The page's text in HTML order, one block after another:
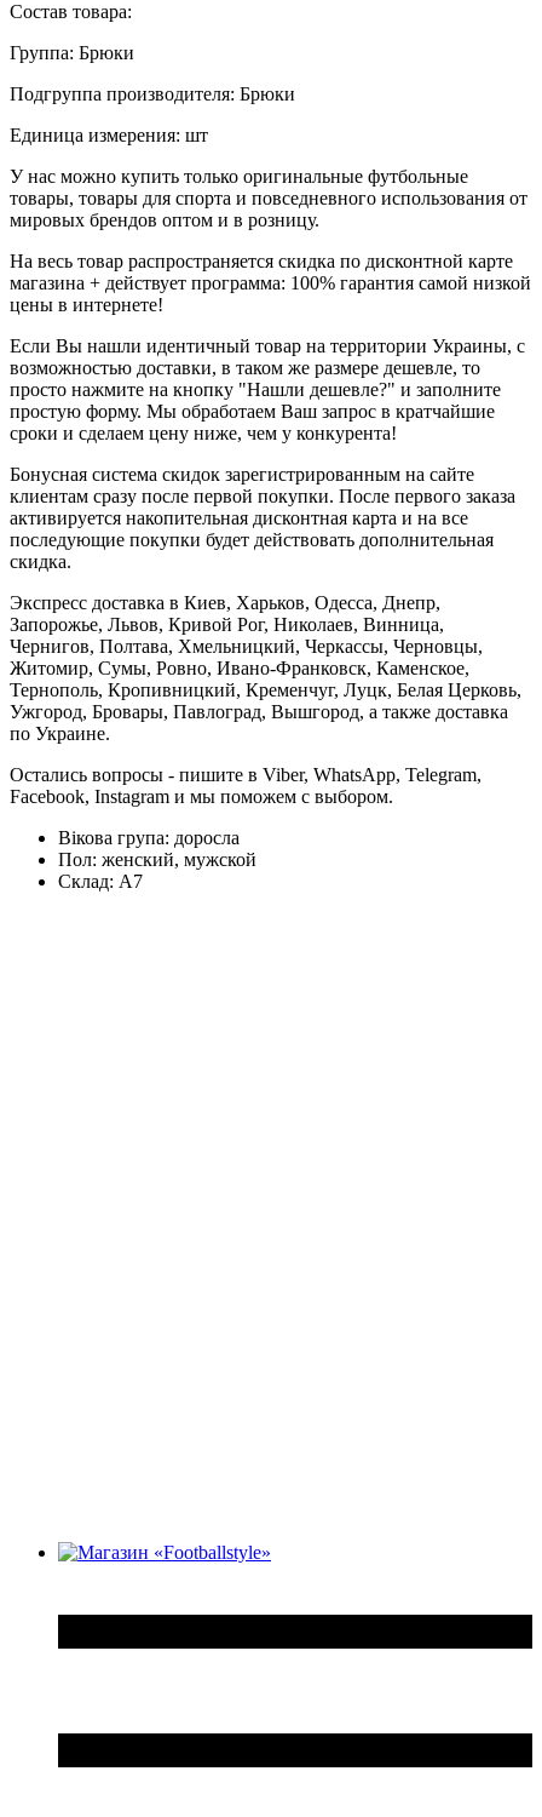
Состав товара:
Группа: Брюки
Подгруппа производителя: Брюки
Единица измерения: шт
У нас можно купить только оригинальные футбольные
товары, товары для спорта и повседневного использования от
мировых брендов оптом и в розницу.
На весь товар распространяется скидка по дисконтной карте
магазина + действует программа: 100% гарантия самой низкой
цены в интернете!
Если Вы нашли идентичный товар на территории Украины, с
возможностью доставки, в таком же размере дешевле, то
просто нажмите на кнопку "Нашли дешевле?" и заполните
простую форму. Мы обработаем Ваш запрос в кратчайшие
сроки и сделаем цену ниже, чем у конкурента!
Бонусная система скидок зарегистрированным на сайте
клиентам сразу после первой покупки. После первого заказа
активируется накопительная дисконтная карта и на все
последующие покупки будет действовать дополнительная
скидка.
Экспресс доставка в Киев, Харьков, Одесса, Днепр,
Запорожье, Львов, Кривой Рог, Николаев, Винница,
Чернигов, Полтава, Хмельницкий, Черкассы, Черновцы,
Житомир, Сумы, Ровно, Ивано-Франковск, Каменское,
Тернополь, Кропивницкий, Кременчуг, Луцк, Белая Церковь,
Ужгород, Бровары, Павлоград, Вышгород, а также доставка
по Украине.
Остались вопросы - пишите в Viber, WhatsApp, Telegram,
Facebook, Instagram и мы поможем с выбором.
Вікова група: доросла
Пол: женский, мужской
Склад: А7